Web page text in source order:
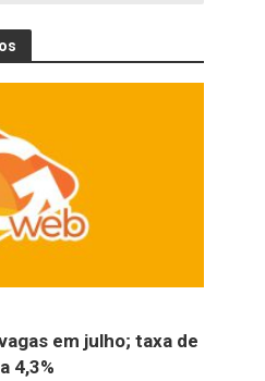
em julho; taxa de
4,3%